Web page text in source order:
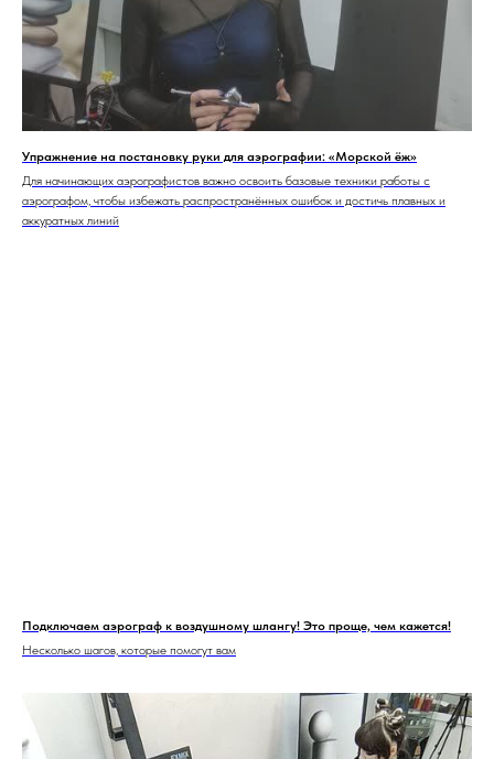
Упражнение на постановку руки для аэрографии: «Морской ёж»
Для начинающих аэрографистов важно освоить базовые техники работы с
аэрографом, чтобы избежать распространённых ошибок и достичь плавных и
аккуратных линий
Подключаем аэрограф к воздушному шлангу! Это проще, чем кажется!
Несколько шагов, которые помогут вам